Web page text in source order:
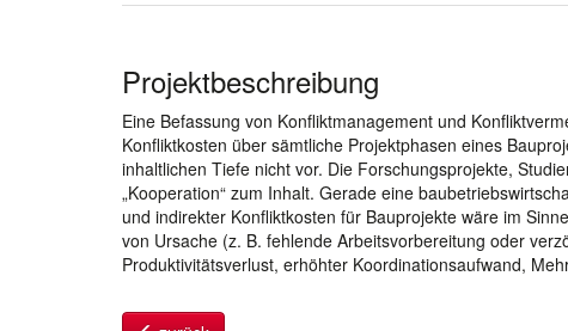
Projektbeschreibung
Eine Befassung von Konfliktmanagement und
Konfliktkosten über sämtliche Projektphasen eines
inhaltlichen Tiefe nicht vor. Die Forschungsprojekte,
„Kooperation“ zum Inhalt. Gerade eine
und indirekter Konfliktkosten für Bauprojekte wäre im
von Ursache (z. B. fehlende Arbeitsvorbereitung oder
Produktivitätsverlust, erhöhter Koordinationsaufwand,